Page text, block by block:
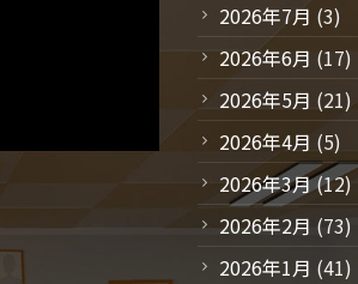
2026年7月 (3)
2026年6月 (17)
2026年5月 (21)
2026年4月 (5)
2026年3月(12)
2026年2月 (73)
2026年1月 (41)